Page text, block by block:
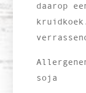
daarop
soja